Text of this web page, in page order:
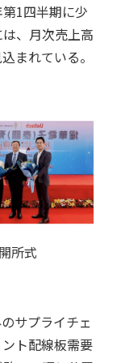
1四半期に少
、月次売上高
まれている。
所式
サプライチェ
ト配線板需要